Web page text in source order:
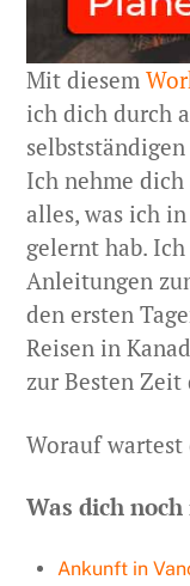
Mit diesem
ich dich durch
Ich nehme
alles, was ich
gelernt hab.
Anleitungen
den ersten
Reisen in
zur Besten Zeit
Worauf wartest
Was dich
Ankunft in